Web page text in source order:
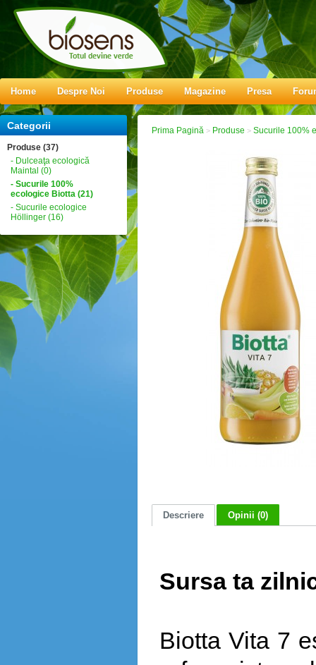
Home Despre Noi Produse Magazine Presa
Categorii
Produse (37)
- Dulceaţa ecologică
Maintal (0)
- Sucurile 100%
ecologice Biotta (21)
- Sucurile ecologice
Höllinger (16)
Prima Pagină > Produse > Sucurile 100%
Descriere Opinii (0)
Sursa ta
Biotta Vita 7